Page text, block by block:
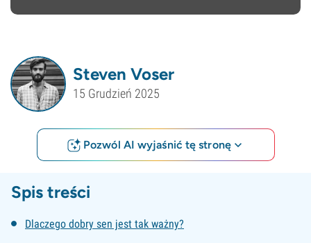
Steven Voser
15 Grudzień 2025
Pozwól AI wyjaśnić tę stronę
Spis treści
Dlaczego dobry sen jest tak ważny?